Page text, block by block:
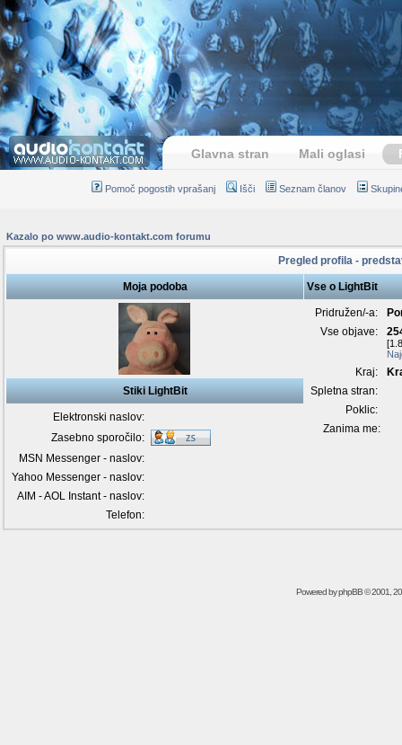
Glavna stran Mali oglasi
Pomoč pogostih vprašanj Išči Seznam članov
Kazalo po www.audio-kontakt.com forumu
Pregled profila -
Moja podoba Vse o LightBit
Pridružen/-a:
Vse objave:
Kraj:
Spletna stran:
Poklic:
Zanima me:
Stiki LightBit
Elektronski naslov:
Zasebno sporočilo:
MSN Messenger - naslov:
Yahoo Messenger - naslov:
AIM - AOL Instant - naslov:
Telefon:
Powered byphpBB© 2001,